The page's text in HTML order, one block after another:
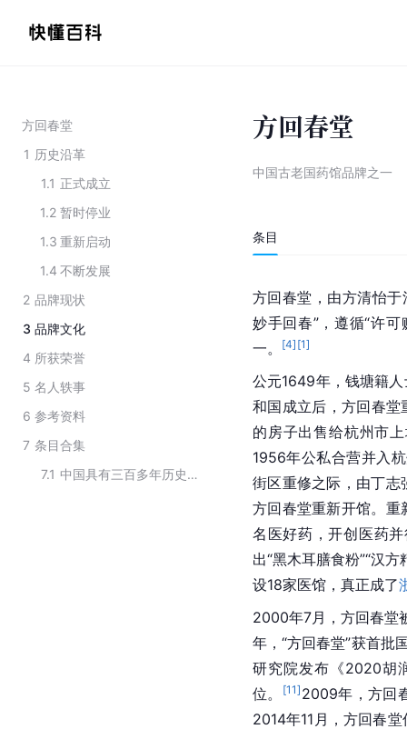
方回春堂
1 历史沿革
1.1 正式成立
1.2 暂时停业
1.3 重新启动
1.4 不断发展
2 品牌现状
3 品牌文化
4 所获荣誉
5 名人轶事
6 参考资料
7 条目合集
7.1
中国具有三百多年历史的国药馆
方回春堂
中国古老国药馆品牌之一
条目
方回春堂，由方清怡于
妙手回春”，遵循“许
一。
[4] [1]
公元1649年，钱塘籍
和国成立后，方回春
的房子出售给杭州市
1956年公私合营并入
街区重修之际，由丁志
方回春堂重新开馆。重
名医好药，开创医药
出“黑木耳膳食粉”“汉
设18家医馆，真正成了
2000年7月，方回春堂
年，“方回春堂”获首批
研究院发布《2020胡
位。
[11] 2009年，方回
2014年11月，方回春